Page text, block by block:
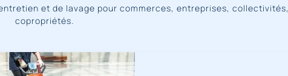
et de lavage pour commerces, entreprises, collectivités,
copropriétés.